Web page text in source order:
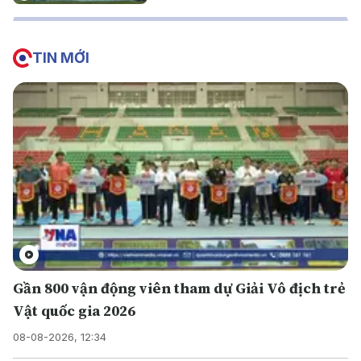
TIN MỚI
Gần 800 vận động viên tham dự Giải Vô địch trẻ
Vật quốc gia 2026
08-08-2026, 12:34